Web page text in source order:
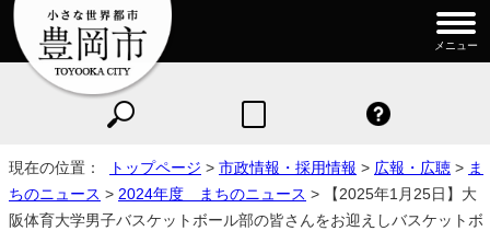
メニュー
現在の位置： トップページ > 市政情報・採用情報 > 広報・広聴 > ま
ちのニュース > 2024年度 まちのニュース > 【2025年1月25日】大
阪体育大学男子バスケットボール部の皆さんをお迎えしバスケットボ